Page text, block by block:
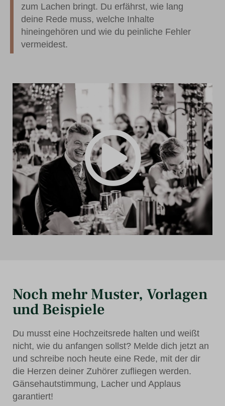
zum Lachen bringt. Du erfährst, wie lang
deine Rede muss, welche Inhalte
hineingehören und wie du peinliche Fehler
vermeidest.
Noch mehr Muster, Vorlagen
und Beispiele
Du musst eine Hochzeitsrede halten und weißt
nicht, wie du anfangen sollst? Melde dich jetzt an
und schreibe noch heute eine Rede, mit der dir
die Herzen deiner Zuhörer zufliegen werden.
Gänsehautstimmung, Lacher und Applaus
garantiert!